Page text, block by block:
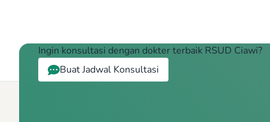
Ingin konsultasi dengan dokter terbaik RSUD Ciawi?
Buat Jadwal Konsultasi